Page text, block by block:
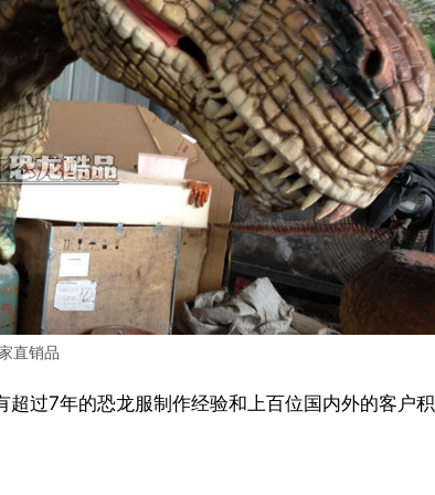
直销品
超过7年的恐龙服制作经验和上百位国内外的客户积